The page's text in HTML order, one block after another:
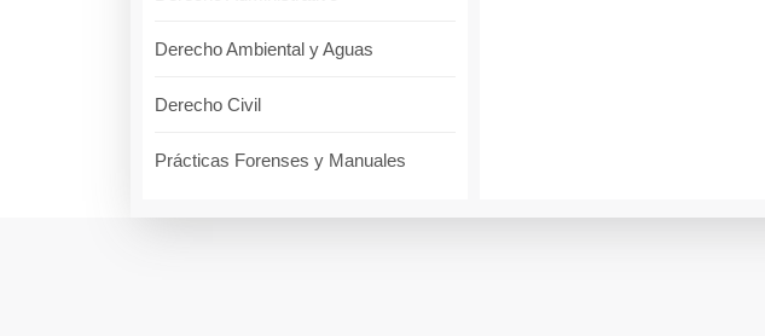
Derecho Ambiental y Aguas
Derecho Civil
Prácticas Forenses y Manuales